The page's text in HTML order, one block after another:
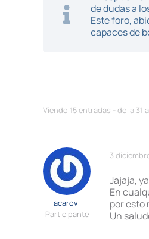
de dudas a
Este foro,
capaces de
Viendo 15 entradas - de la 31
3
acarovi
Participante
Jajaja,
En
por esto
Un